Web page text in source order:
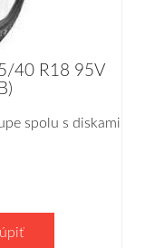
40 R18 95V
spolu s diskami